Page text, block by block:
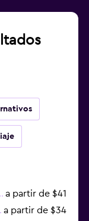
a partir de $41
a partir de $34